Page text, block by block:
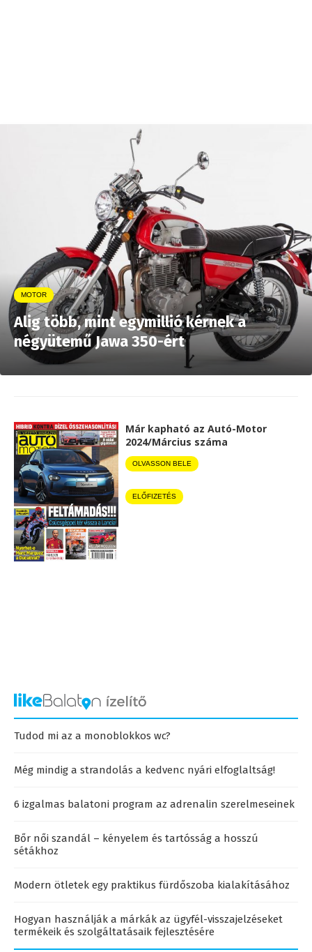
MOTOR
Alig több, mint egymillió kérnek a
négyütemű Jawa 350-ért
Már kapható az Autó-Motor
2024/Március száma
OLVASSON BELE
ELŐFIZETÉS
Tudod mi az a monoblokkos wc?
Még mindig a strandolás a kedvenc nyári elfoglaltság!
6 izgalmas balatoni program az adrenalin szerelmeseinek
Bőr női szandál – kényelem és tartósság a hosszú
sétákhoz
Modern ötletek egy praktikus fürdőszoba kialakításához
Hogyan használják a márkák az ügyfél-visszajelzéseket
termékeik és szolgáltatásaik fejlesztésére